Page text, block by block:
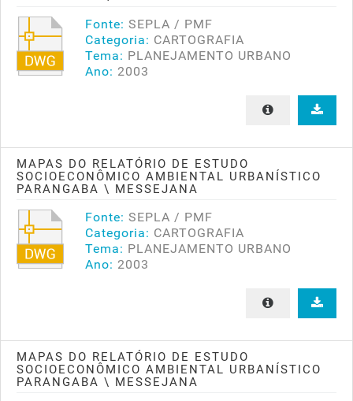
Fonte: SEPLA / PMF
Categoria: CARTOGRAFIA
Tema: PLANEJAMENTO URBANO
Ano: 2003
MAPAS DO RELATÓRIO DE ESTUDO
SOCIOECONÔMICO AMBIENTAL URBANÍSTICO
PARANGABA \ MESSEJANA
Fonte: SEPLA / PMF
Categoria: CARTOGRAFIA
Tema: PLANEJAMENTO URBANO
Ano: 2003
MAPAS DO RELATÓRIO DE ESTUDO
SOCIOECONÔMICO AMBIENTAL URBANÍSTICO
PARANGABA \ MESSEJANA